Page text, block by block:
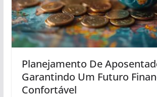
Planejamento De
Garantindo Um Futuro
Confortável